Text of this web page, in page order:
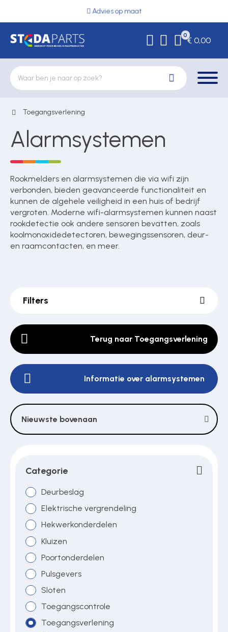
Advies op maat
0
€ 0,00
Deurbeslag
Elektrische vergrendeling
Hekwerkonderdelen
Kluizen
Pulsgevers
Toegangscontrole
Toegangsverlening
Over ons
Contact
Toegangsverlening
Alarmsystemen
Rookmelders en alarmsystemen die via wifi zijn
verbonden, bieden geavanceerde functionaliteit en
kunnen de algehele veiligheid in een huis of bedrijf
vergroten. Moderne wifi-alarmsystemen kunnen naast
rookdetectie ook andere sensoren bevatten, zoals
koolmonoxidedetectoren, bewegingssensoren, deur-
en raamcontacten, en meer.
Filters
Terug naar Toegangsverlening
Informatie over alarmsystemen
Nieuwste bovenaan
Categorie
Deurbeslag
Elektrische vergrendeling
Hekwerkonderdelen
Kluizen
Poortonderdelen
Pulsgevers
Sloten
Toegangscontrole
Toegangsverlening